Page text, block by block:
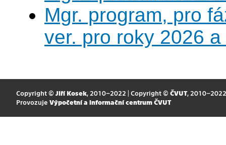
Mgr. program, pro
ver. pro roky 2026
Copyright © Jiří Kosek, 2010–2022 | Copyright © ČVUT, 2010–2022
Provozuje Výpočetní a informační centrum ČVUT